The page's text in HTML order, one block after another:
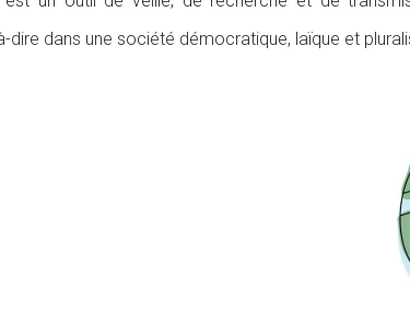
à-dire dans une société démocratique, laïque et